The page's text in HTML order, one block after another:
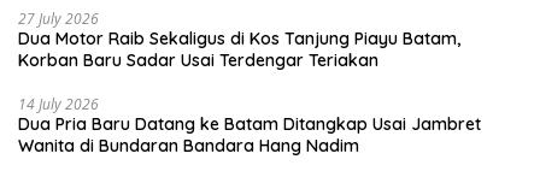
27 July 2026
Dua Motor Raib Sekaligus di Kos Tanjung Piayu Batam,
Korban Baru Sadar Usai Terdengar Teriakan
14 July 2026
Dua Pria Baru Datang ke Batam Ditangkap Usai Jambret
Wanita di Bundaran Bandara Hang Nadim